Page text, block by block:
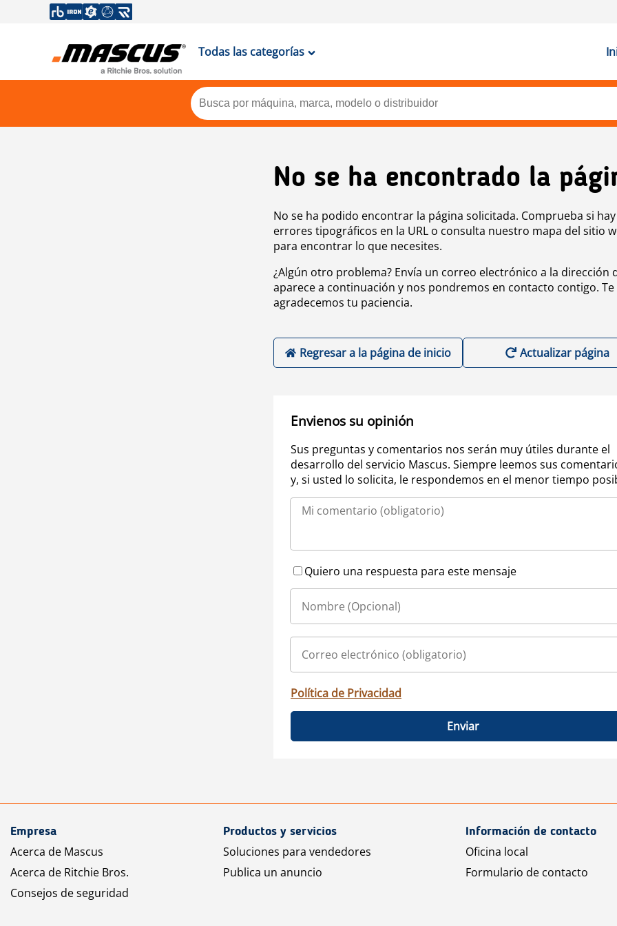
Todas las categorías
No se ha encontrado la
No se ha podido encontrar la página solicitada. Comprueba si hay
errores tipográficos en la URL o consulta nuestro mapa del sitio
para encontrar lo que necesites.
¿Algún otro problema? Envía un correo electrónico a la dirección
aparece a continuación y nos pondremos en contacto contigo. Te
agradecemos tu paciencia.
Regresar a la página de inicio Actualizar página
Envienos su opinión
Sus preguntas y comentarios nos serán muy útiles durante el
desarrollo del servicio Mascus. Siempre leemos sus
y, si usted lo solicita, le respondemos en el menor tiempo
Quiero una respuesta para este mensaje
Política de Privacidad
Enviar
Empresa
Acerca de Mascus
Acerca de Ritchie Bros.
Consejos de seguridad
Productos y servicios
Soluciones para vendedores
Publica un anuncio
Información de contacto
Oficina local
Formulario de contacto